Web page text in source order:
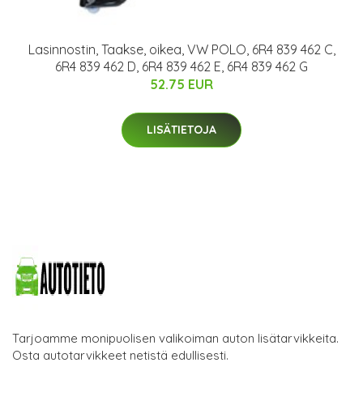
Lasinnostin, Taakse, oikea, VW POLO, 6R4 839 462 C,
6R4 839 462 D, 6R4 839 462 E, 6R4 839 462 G
52.75 EUR
LISÄTIETOJA
Tarjoamme monipuolisen valikoiman auton lisätarvikkeita.
Osta autotarvikkeet netistä edullisesti.